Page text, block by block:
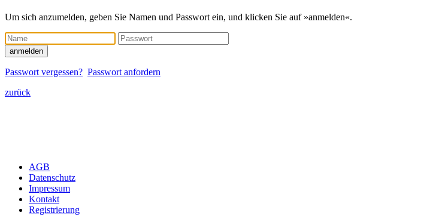
Um sich anzumelden, geben Sie Namen und Passwort ein, und klicken Sie auf »anmelden«.
Name
Passwort
anmelden
Passwort vergessen? Passwort anfordern
zurück
AGB
Datenschutz
Impressum
Kontakt
Registrierung